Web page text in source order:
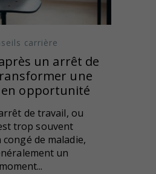
carrière
un arrêt de
une
opportunité
de travail, ou
trop souvent
de maladie,
un
moment...